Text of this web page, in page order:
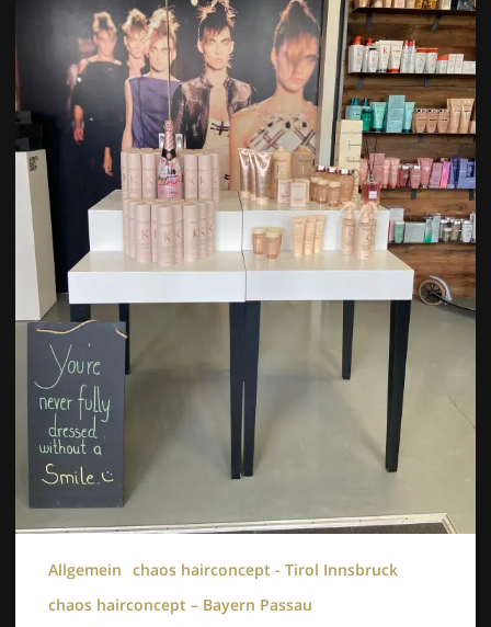
Kérastase
Gloss
Absolu
Serie
Allgemein chaos hairconcept - Tirol Innsbruck
chaos hairconcept – Bayern Passau